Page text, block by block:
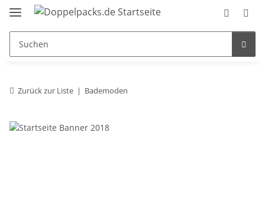
Zurück zur Liste Bademoden